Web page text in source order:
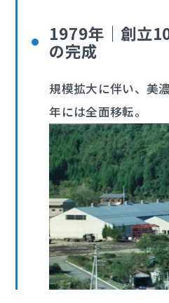
1979年｜創立
の完成
規模拡大に伴い、美
年には全面移転。